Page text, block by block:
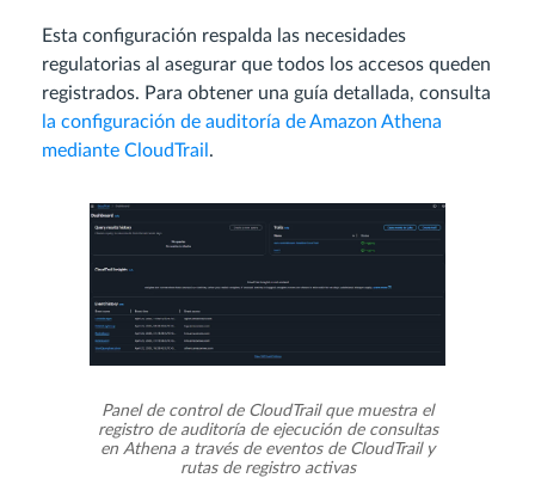
Esta configuración respalda las necesidades
regulatorias al asegurar que todos los accesos queden
registrados. Para obtener una guía detallada, consulta
la configuración de auditoría de Amazon Athena
mediante CloudTrail .
Panel de control de CloudTrail que muestra el
registro de auditoría de ejecución de consultas
en Athena a través de eventos de CloudTrail y
rutas de registro activas